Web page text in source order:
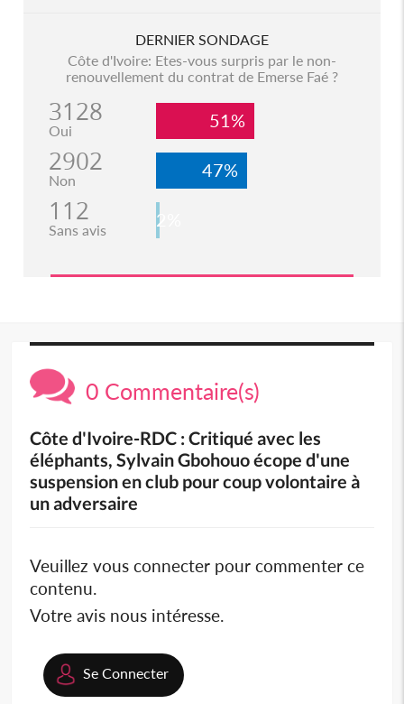
DERNIER SONDAGE
Côte d'Ivoire: Etes-vous surpris par le non-
renouvellement du contrat de Emerse Faé ?
3128
Oui 51%
2902
Non 47%
112
Sans avis 2%
0 Commentaire(s)
Côte d'Ivoire-RDC : Critiqué avec les
éléphants, Sylvain Gbohouo écope d'une
suspension en club pour coup volontaire à
un adversaire
Veuillez vous connecter pour commenter ce
contenu.
Votre avis nous intéresse.
Se Connecter